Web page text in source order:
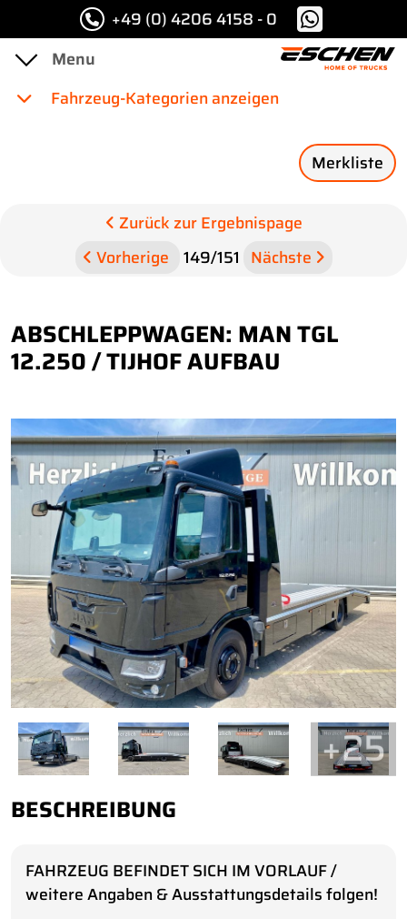
+49 (0) 4206 4158 - 0
Fahrzeug-Kategorien anzeigen
Merkliste
Zurück zur Ergebnispage
Vorherige
149/151 Nächste
ABSCHLEPPWAGEN: MAN TGL
12.250 / TIJHOF AUFBAU
+25
BESCHREIBUNG
FAHRZEUG BEFINDET SICH IM VORLAUF /
weitere Angaben & Ausstattungsdetails folgen!